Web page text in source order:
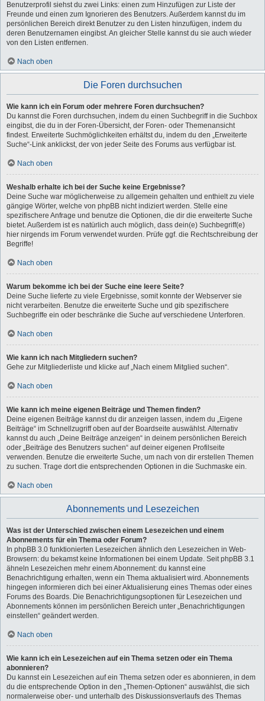
Benutzerprofil siehst du zwei Links: einen zum Hinzufügen zur Liste der
Freunde und einen zum Ignorieren des Benutzers. Außerdem kannst du im
persönlichen Bereich direkt Benutzer zu den Listen hinzufügen, indem du
deren Benutzernamen eingibst. An gleicher Stelle kannst du sie auch wieder
von den Listen entfernen.
Nach oben
Die Foren durchsuchen
Wie kann ich ein Forum oder mehrere Foren durchsuchen?
Du kannst die Foren durchsuchen, indem du einen Suchbegriff in die Suchbox
eingibst, die du in der Foren-Übersicht, der Foren- oder Themenansicht
findest. Erweiterte Suchmöglichkeiten erhältst du, indem du den „Erweiterte
Suche“-Link anklickst, der von jeder Seite des Forums aus verfügbar ist.
Nach oben
Weshalb erhalte ich bei der Suche keine Ergebnisse?
Deine Suche war möglicherweise zu allgemein gehalten und enthielt zu viele
gängige Wörter, welche von phpBB nicht indiziert werden. Stelle eine
spezifischere Anfrage und benutze die Optionen, die dir die erweiterte Suche
bietet. Außerdem ist es natürlich auch möglich, dass dein(e) Suchbegriff(e)
hier nirgends im Forum verwendet wurden. Prüfe ggf. die Rechtschreibung der
Begriffe!
Nach oben
Warum bekomme ich bei der Suche eine leere Seite?
Deine Suche lieferte zu viele Ergebnisse, somit konnte der Webserver sie
nicht verarbeiten. Benutze die erweiterte Suche und gib spezifischere
Suchbegriffe ein oder beschränke die Suche auf verschiedene Unterforen.
Nach oben
Wie kann ich nach Mitgliedern suchen?
Gehe zur Mitgliederliste und klicke auf „Nach einem Mitglied suchen“.
Nach oben
Wie kann ich meine eigenen Beiträge und Themen finden?
Deine eigenen Beiträge kannst du dir anzeigen lassen, indem du „Eigene
Beiträge“ im Schnellzugriff oben auf der Boardseite auswählst. Alternativ
kannst du auch „Deine Beiträge anzeigen“ in deinem persönlichen Bereich
oder „Beiträge des Benutzers suchen“ auf deiner eigenen Profilseite
verwenden. Benutze die erweiterte Suche, um nach von dir erstellen Themen
zu suchen. Trage dort die entsprechenden Optionen in die Suchmaske ein.
Nach oben
Abonnements und Lesezeichen
Was ist der Unterschied zwischen einem Lesezeichen und einem
Abonnements für ein Thema oder Forum?
In phpBB 3.0 funktionierten Lesezeichen ähnlich den Lesezeichen in Web-
Browsern: du bekamst keine Informationen bei einem Update. Seit phpBB 3.1
ähneln Lesezeichen mehr einem Abonnement: du kannst eine
Benachrichtigung erhalten, wenn ein Thema aktualisiert wird. Abonnements
hingegen informieren dich bei einer Aktualisierung eines Themas oder eines
Forums des Boards. Die Benachrichtigungsoptionen für Lesezeichen und
Abonnements können im persönlichen Bereich unter „Benachrichtigungen
einstellen“ geändert werden.
Nach oben
Wie kann ich ein Lesezeichen auf ein Thema setzen oder ein Thema
abonnieren?
Du kannst ein Lesezeichen auf ein Thema setzen oder es abonnieren, in dem
du die entsprechende Option in den „Themen-Optionen“ auswählst, die sich
normalerweise ober- und unterhalb des Diskussionsverlaufs des Themas